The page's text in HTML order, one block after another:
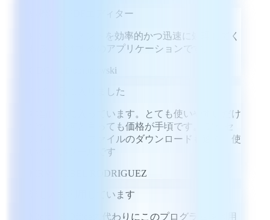
多機能なPDFエディター
PDFドキュメントを効率的かつ迅速に処理してく
れる、おすすめのアプリケーションです。
Greg Dobranowski
とても気に入りました
本当に気に入っています。とても使いやすいだけ
でなく、何と言っても価格が手頃です。 アクセ
スしやすく、ファイルのダウンロードも速く、使
いやすいツールです
MARIBEL RODRIGUEZ
楽しんで利用しています
Microsoft Officeの代わりにこのプログラムを利用